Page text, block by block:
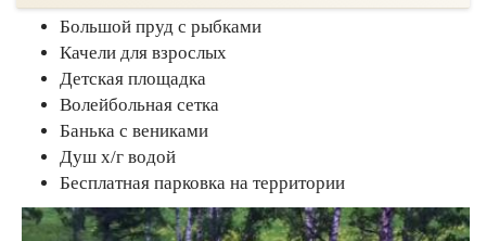
Большой пруд с рыбками
Качели для взрослых
Детская площадка
Волейбольная сетка
Банька с вениками
Душ х/г водой
Бесплатная парковка на территории